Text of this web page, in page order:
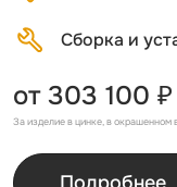
Сборка и
от 303 100 ₽
За изделие в цинке, в окрашенном